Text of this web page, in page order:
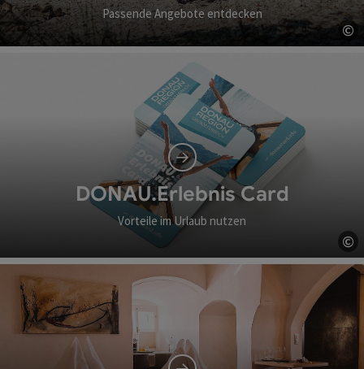
Passende Angebote entdecken
©
DONAU.Erlebnis Card
Vorteile im Urlaub nutzen
©